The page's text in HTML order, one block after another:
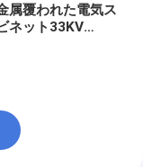
属覆われた電気ス
ネット33KV